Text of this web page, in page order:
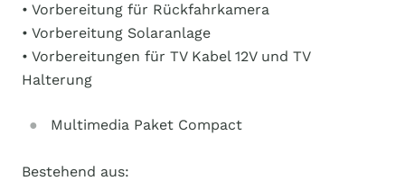
• Vorbereitung für Rückfahrkamera
• Vorbereitung Solaranlage
• Vorbereitungen für TV Kabel 12V und TV
Halterung
Multimedia Paket Compact
Bestehend aus: